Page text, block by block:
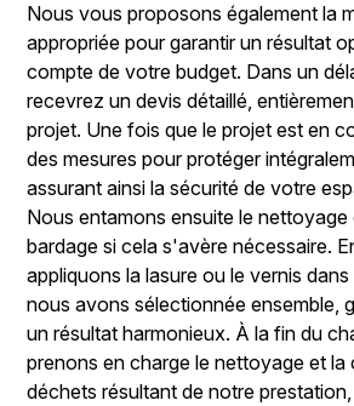
Nous vous proposons également la
appropriée pour garantir un résultat
compte de votre budget. Dans un
recevrez un devis détaillé,
projet. Une fois que le projet est en
des mesures pour protéger
assurant ainsi la sécurité de votre
Nous entamons ensuite le
bardage si cela s'avère nécessaire.
appliquons la lasure ou le vernis
nous avons sélectionnée ensemble,
un résultat harmonieux. À la fin du
prenons en charge le nettoyage et la
déchets résultant de notre